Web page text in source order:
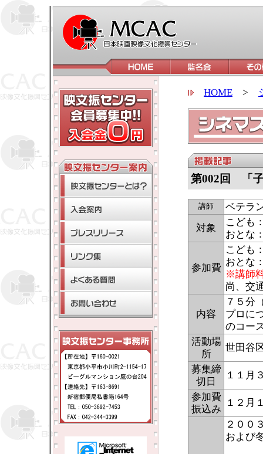
HOME >
第002回 「子
講師
ベテラ
対象
こども
おとな
参加費
こども
おとな
※講師
尚、交
内容
７５分
プロに
のコー
活動場
所
世田谷
募集締
切日
１１月
参加費
振込み
１２月
２００
および